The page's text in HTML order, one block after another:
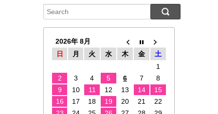
2026年 8月
日
月 火 水 木 金
土
1
2
3 4 5 6 7
8
9
10 11 12 13 14
15
16
17 18 19 20 21
22